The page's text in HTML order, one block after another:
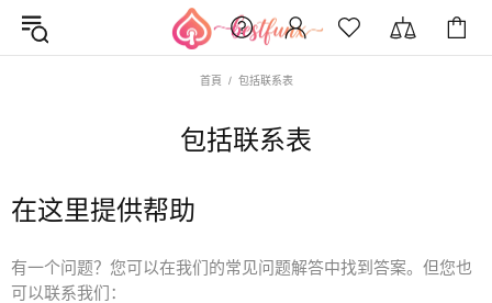
首頁 包括联系表
包括联系表
在这里提供帮助
有一个问题？您可以在我们的常见问题解答中找到答案。但您也
可以联系我们：